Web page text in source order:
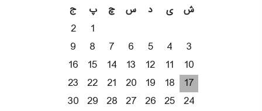
ج
پ چ س د ی
ش
2
1
9
8 7 6 5 4
3
16
15 14 13 12 11
10
23 22 21 20 19 18
17
30 29 28 27 26 25 24